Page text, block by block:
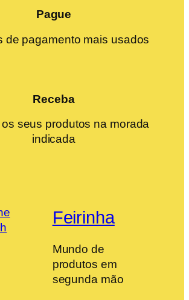
Pague
de pagamento mais usados
Receba
seus produtos na morada
indicada
Feirinha
Mundo de
produtos em
segunda mão